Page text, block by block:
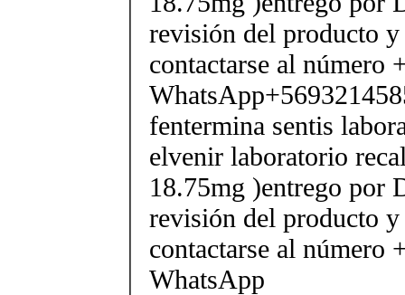
revisión del producto
contactarse al número
fentermina sentis
elvenir laboratorio
18.75mg )entrego por
revisión del producto
contactarse al número
WhatsApp